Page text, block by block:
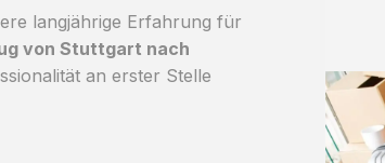
langjährige Erfahrung für
von Stuttgart nach
an erster Stelle